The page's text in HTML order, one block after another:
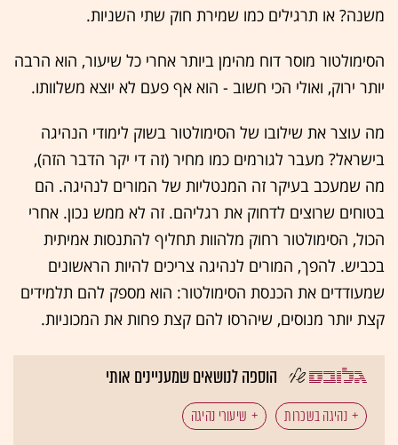
משנה? או תרגילים כמו שמירת חוק שתי השניות.
הסימולטור מוסר דוח מהימן ביותר אחרי כל שיעור, הוא הרבה
יותר ירוק, ואולי הכי חשוב - הוא אף פעם לא יוצא משלוותו.
מה עוצר את שילובו של הסימולטור בשוק לימודי הנהיגה
בישראל? מעבר לגורמים כמו מחיר (זה די יקר הדבר הזה),
מה שמעכב בעיקר זה המנטליות של המורים לנהיגה. הם
בטוחים שרוצים לדחוק את רגליהם. זה לא ממש נכון. אחרי
הכול, הסימולטור רחוק מלהוות תחליף להתנסות אמיתית
בכביש. להפך, המורים לנהיגה צריכים להיות הראשונים
שמעודדים את הכנסת הסימולטור: הוא מספק להם תלמידים
קצת יותר מנוסים, שיהרסו להם קצת פחות את המכוניות.
הוספה לנושאים שמעניינים אותי
נהיגה בשכרות
שיעורי נהיגה